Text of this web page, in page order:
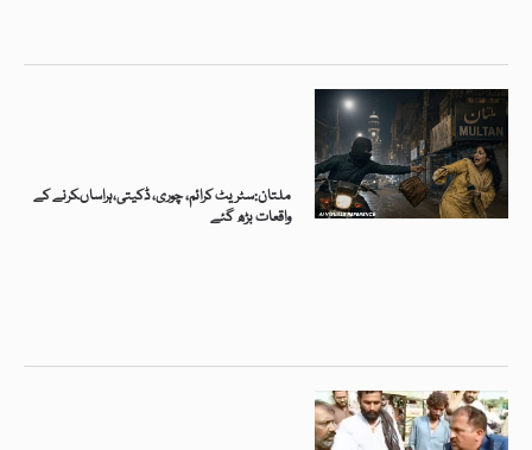
ملتان:سٹریٹ کرائم، چوری، ڈکیتی،ہراساںکرنے کے
واقعات بڑھ گئے